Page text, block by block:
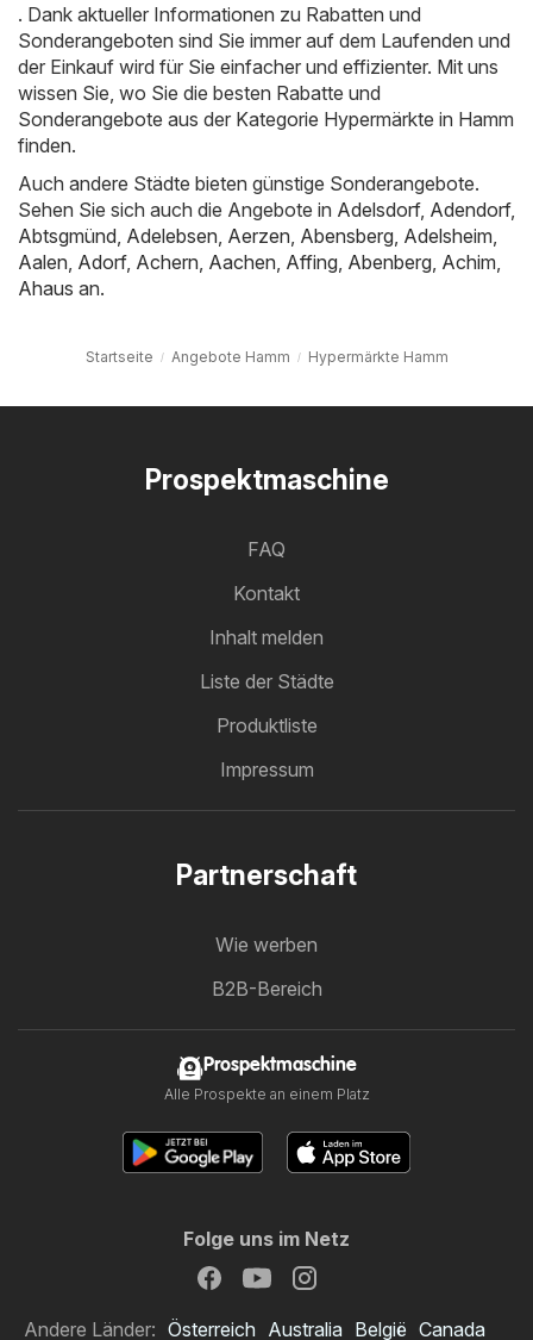
. Dank aktueller Informationen zu Rabatten und
Sonderangeboten sind Sie immer auf dem Laufenden und
der Einkauf wird für Sie einfacher und effizienter. Mit uns
wissen Sie, wo Sie die besten Rabatte und
Sonderangebote aus der Kategorie Hypermärkte in Hamm
finden.
Auch andere Städte bieten günstige Sonderangebote.
Sehen Sie sich auch die Angebote in Adelsdorf, Adendorf,
Abtsgmünd Adelebsen Aerzen Abensberg Adelsheim
Aalen Adorf, Achern Aachen Affing Abenberg Achim
Ahaus an.
Startseite Angebote Hamm Hypermärkte Hamm
Prospektmaschine
FAQ
Kontakt
Inhalt melden
Liste der Städte
Produktliste
Impressum
Partnerschaft
Wie werben
B2B-Bereich
Prospektmaschine
Alle Prospekte an einem Platz
Folge uns im Netz
Andere Länder: Österreich Australia België Canada